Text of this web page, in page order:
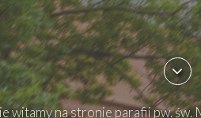
witamy na stronie parafii pw. św.